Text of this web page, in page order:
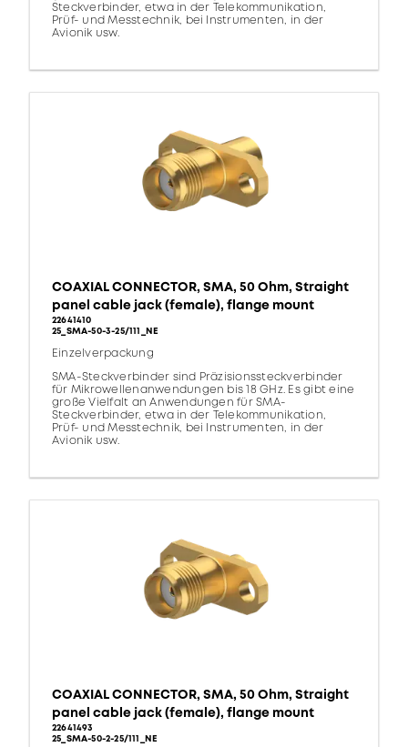
Steckverbinder, etwa in der Telekommunikation,
Prüf- und Messtechnik, bei Instrumenten, in der
Avionik usw.
COAXIAL CONNECTOR, SMA, 50 Ohm, Straight
panel cable jack (female), flange mount
22641410
25_SMA-50-3-25/111_NE
Einzelverpackung
SMA-Steckverbinder sind Präzisionssteckverbinder
für Mikrowellenanwendungen bis 18 GHz. Es gibt eine
große Vielfalt an Anwendungen für SMA-
Steckverbinder, etwa in der Telekommunikation,
Prüf- und Messtechnik, bei Instrumenten, in der
Avionik usw.
COAXIAL CONNECTOR, SMA, 50 Ohm, Straight
panel cable jack (female), flange mount
22641493
25_SMA-50-2-25/111_NE